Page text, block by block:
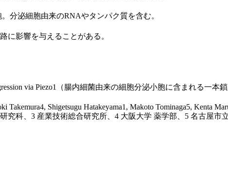
分泌細胞由来のRNAやタンパク質を含む。
に影響を与えることがある。
via Piezo1（腸内細菌由来の細胞分泌小胞に含まれる一
Takemura4, Shigetsugu Hatakeyama1, Makoto Tominaga5, Kenta
究科、3 産業技術総合研究所、4 大阪大学 薬学部、5 名古屋